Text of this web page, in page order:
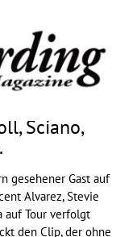
Sciano,
gesehener Gast auf
Alvarez, Stevie
auf Tour verfolgt
den Clip, der ohne